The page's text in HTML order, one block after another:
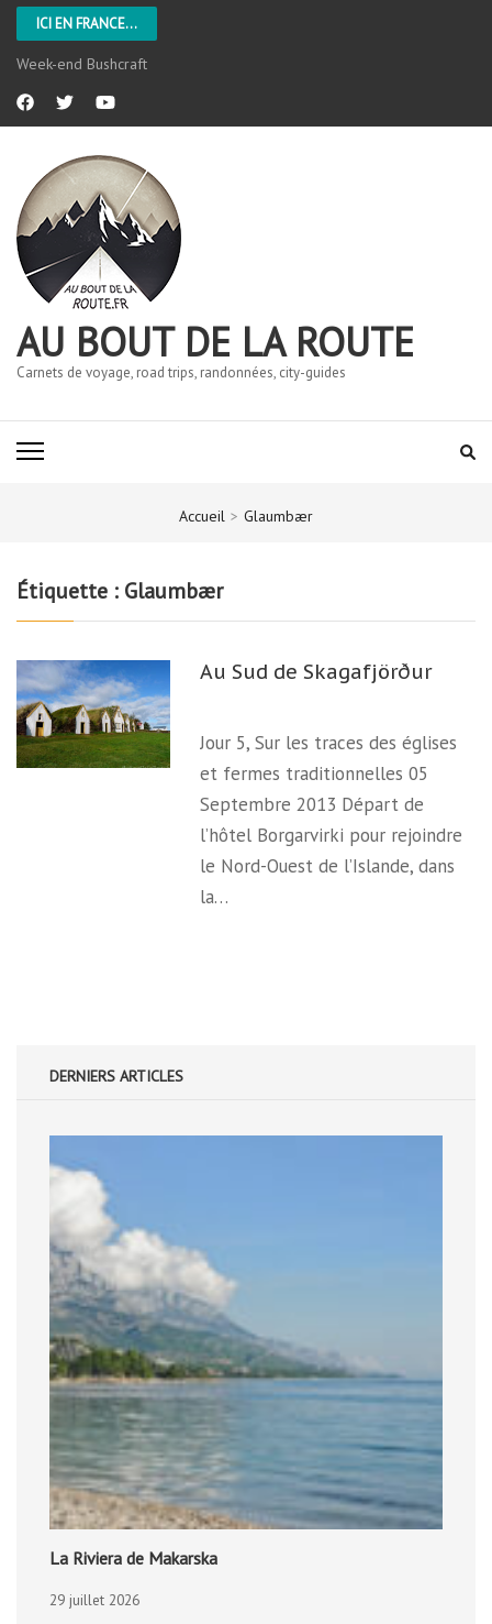
ICI EN FRANCE...
Week-end Bushcraft
AU BOUT DE LA ROUTE
Carnets de voyage, road trips, randonnées, city-guides
Accueil > Glaumbær
Étiquette : Glaumbær
Au Sud de Skagafjörður
Jour 5, Sur les traces des églises
et fermes traditionnelles 05
Septembre 2013 Départ de
l’hôtel Borgarvirki pour rejoindre
le Nord-Ouest de l’Islande, dans
la…
DERNIERS ARTICLES
La Riviera de Makarska
29 juillet 2026